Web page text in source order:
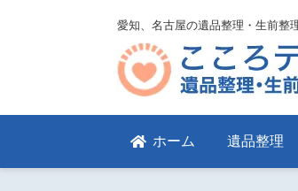
愛知、名古屋の遺品整理・生前整
ホーム 遺品整理